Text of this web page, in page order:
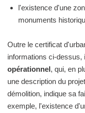
l'existence d'une
monuments
Outre le certificat
informations ci-dessus,
opérationnel, qui, en
une description du
démolition, indique sa
exemple, l'existence